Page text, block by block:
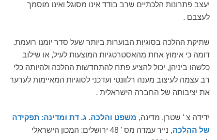
יעצב פתרונות הלכתיים שרב בודד אינו מסוגל ואינו מוסמך
לעצבם .
שתיקת ההלכה בסוגיות הבוערות ביותר שעל סדר יומנו רועמת.
דומה כי אימוץ אחת מהאסטרטגיות המוצעות לעיל, או שילוב
כלשהו ביניהן, יכול להציע פתח להתחדשות ההלכה ולהיותה כלי
רב עצמה לעיצוב מענה רלוונטי ועדכני לסוגיות המאיימות לערער
את יציבותה של החברה הישראלית .
ידידה צ ' שטרן, מדינה, משפט והלכה. ג. דת ומדינה: תפקידה
של ההלכה
, נייר עמדה מס ' 48 ירושלים: המכון הישראלי